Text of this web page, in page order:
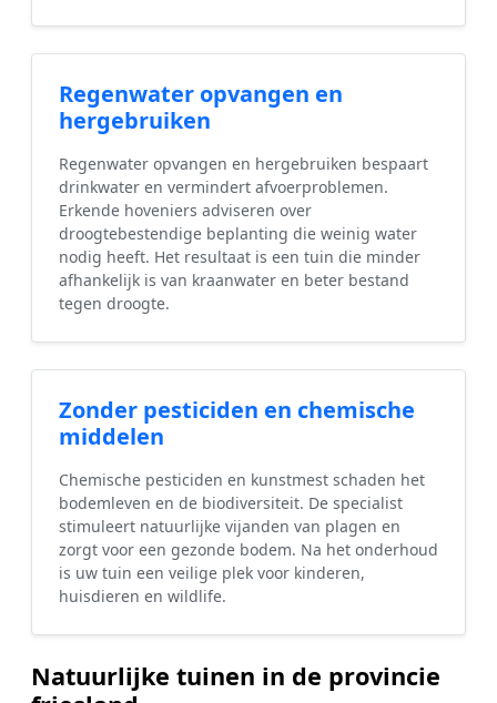
Regenwater opvangen en
hergebruiken
Regenwater opvangen en hergebruiken bespaart
drinkwater en vermindert afvoerproblemen.
Erkende hoveniers adviseren over
droogtebestendige beplanting die weinig water
nodig heeft. Het resultaat is een tuin die minder
afhankelijk is van kraanwater en beter bestand
tegen droogte.
Zonder pesticiden en chemische
middelen
Chemische pesticiden en kunstmest schaden het
bodemleven en de biodiversiteit. De specialist
stimuleert natuurlijke vijanden van plagen en
zorgt voor een gezonde bodem. Na het onderhoud
is uw tuin een veilige plek voor kinderen,
huisdieren en wildlife.
Natuurlijke tuinen in de provincie